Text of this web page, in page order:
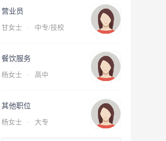
营业员
甘女士 · 中专/技校
餐饮服务
杨女士 · 高中
其他职位
杨女士 · 大专